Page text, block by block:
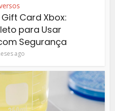
Card Xbox:
para Usar
Segurança
ago